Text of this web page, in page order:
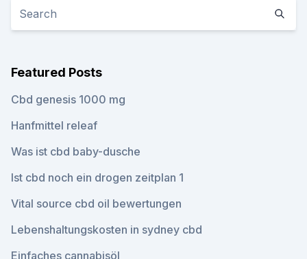
Featured Posts
Cbd genesis 1000 mg
Hanfmittel releaf
Was ist cbd baby-dusche
Ist cbd noch ein drogen zeitplan 1
Vital source cbd oil bewertungen
Lebenshaltungskosten in sydney cbd
Einfaches cannabisöl